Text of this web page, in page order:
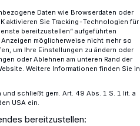
eine
in
Daten wie Browserdaten oder
aktivieren Sie Tracking-Technologien für
bereitzustellen“ aufgeführten
möglicherweise nicht mehr so
um Ihre Einstellungen zu ändern oder
oder Ablehnen am unteren Rand der
Weitere Informationen finden Sie in
schließt gem. Art. 49 Abs. 1 S. 1 lit. a
USA ein.
bereitzustellen: